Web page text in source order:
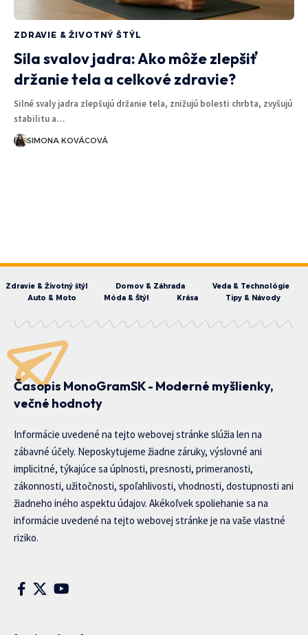
ZDRAVIE & ŽIVOTNÝ ŠTÝL
Sila svalov jadra: Ako môže zlepšiť
držanie tela a celkové zdravie?
Silné svaly jadra zlepšujú držanie tela, znižujú bolesti chrbta, zvyšujú
stabilitu a…
SIMONA KOVÁCOVÁ
Zdravie & Životný štýl Domov & Záhrada
Veda & Technológie
Auto & Moto
Móda & Štýl Krása Tipy & Návody
Časopis MonoGramSK - Moderné myšlienky,
večné hodnoty
Informácie uvedené na tejto webovej stránke slúžia len na
zábavné účely. Neposkytujeme žiadne záruky, výslovné ani
implicitné, týkajúce sa úplnosti, presnosti, primeranosti,
zákonnosti, užitočnosti, spoľahlivosti, vhodnosti, dostupnosti ani
žiadneho iného aspektu údajov. Akékoľvek spoliehanie sa na
informácie uvedené na tejto webovej stránke je na vaše vlastné
riziko.